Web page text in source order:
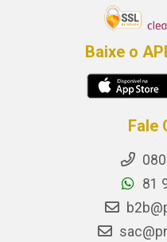
Baixe o
Fale
81